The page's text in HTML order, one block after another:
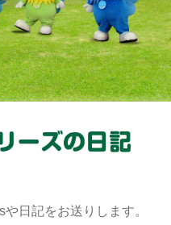
日記をお送りします。